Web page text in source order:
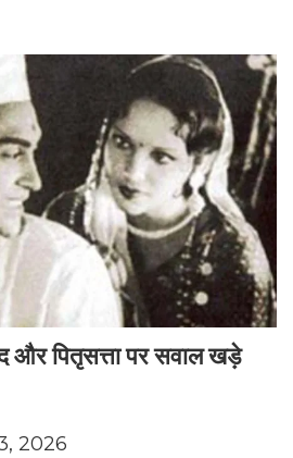
और पितृसत्ता पर सवाल खड़े
2026